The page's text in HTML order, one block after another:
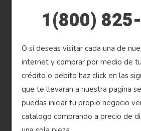
1(800)
O si deseas visitar cada una de
internet y comprar por medio de
crédito o debito haz click en las
que te llevaran a nuestra pagina
puedas iniciar tu propio negocio
catalogo comprando a precio de